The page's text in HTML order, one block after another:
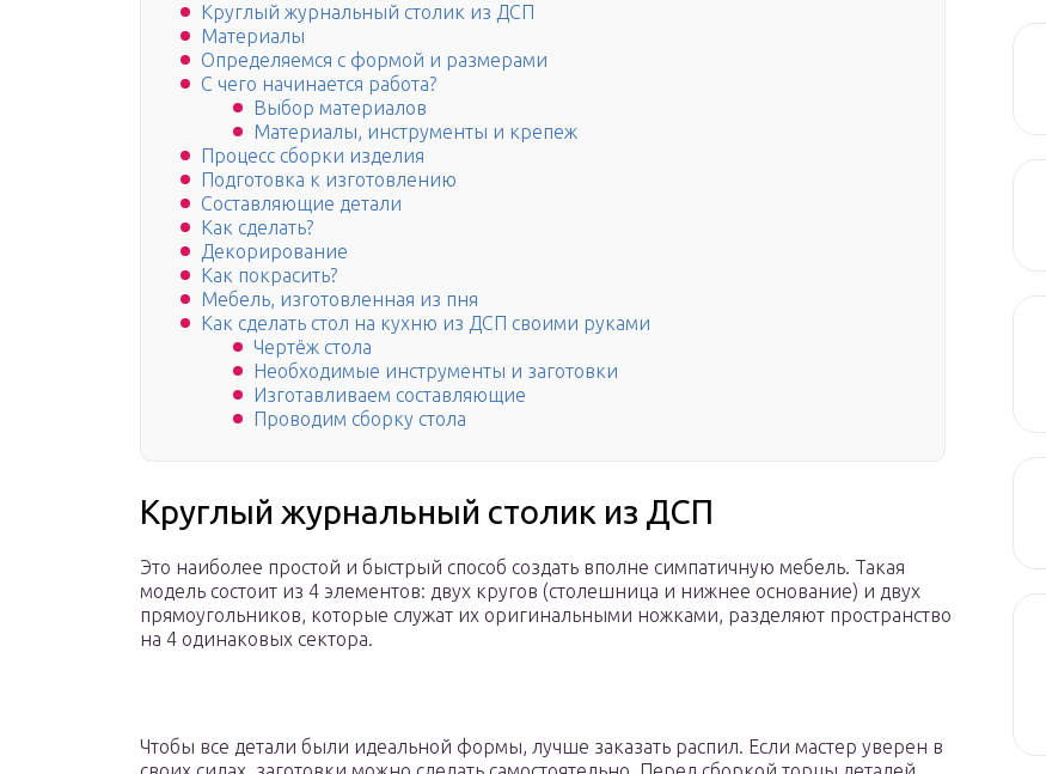
Круглый журнальный столик из ДСП
Материалы
Определяемся с формой и размерами
С чего начинается работа?
Выбор материалов
Материалы, инструменты и крепеж
Процесс сборки изделия
Подготовка к изготовлению
Составляющие детали
Как сделать?
Декорирование
Как покрасить?
Мебель, изготовленная из пня
Как сделать стол на кухню из ДСП своими руками
Чертёж стола
Необходимые инструменты и заготовки
Изготавливаем составляющие
Проводим сборку стола
Круглый журнальный столик из ДСП
Это наиболее простой и быстрый способ создать вполне симпатичную мебель. Такая
модель состоит из 4 элементов: двух кругов (столешница и нижнее основание) и двух
прямоугольников, которые служат их оригинальными ножками, разделяют пространство
на 4 одинаковых сектора.
Чтобы все детали были идеальной формы, лучше заказать распил. Если мастер уверен в